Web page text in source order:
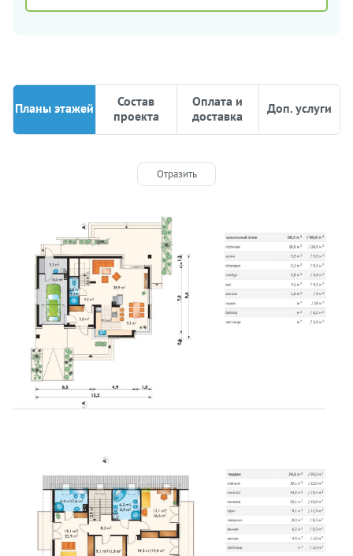
Планы этажей
Состав
проекта
Оплата и
доставка
Доп. услуги